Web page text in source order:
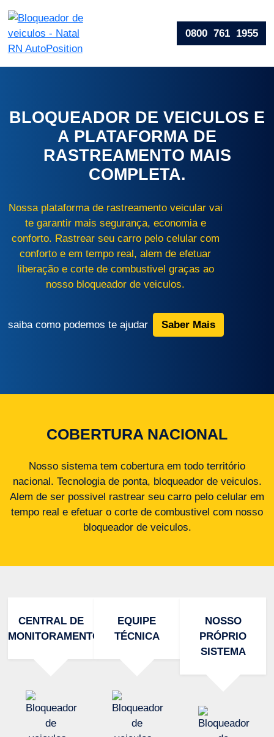
0800 761 1955
BLOQUEADOR DE VEICULOS E
A PLATAFORMA DE
RASTREAMENTO MAIS
COMPLETA.
Nossa plataforma de rastreamento veicular vai
te garantir mais segurança, economia e
conforto. Rastrear seu carro pelo celular com
conforto e em tempo real, alem de efetuar
liberação e corte de combustivel graças ao
nosso bloqueador de veiculos.
saiba como podemos te ajudar Saber Mais
COBERTURA NACIONAL
Nosso sistema tem cobertura em todo território
nacional. Tecnologia de ponta, bloqueador de veiculos.
Alem de ser possivel rastrear seu carro pelo celular em
tempo real e efetuar o corte de combustivel com nosso
bloqueador de veiculos.
CENTRAL DE
MONITORAMENTO
EQUIPE
TÉCNICA
NOSSO
PRÓPRIO
SISTEMA